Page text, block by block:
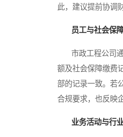
此，建议提前协调
员工与社会保
市政工程公司通
额及社会保障缴费
部的记录一致。若
合规要求，也反映
业务活动与行